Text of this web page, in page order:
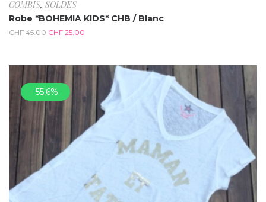
COMBIS, SOLDES
Robe *BOHEMIA KIDS* CHB / Blanc
CHF45.00 CHF 25.00
-55.6%